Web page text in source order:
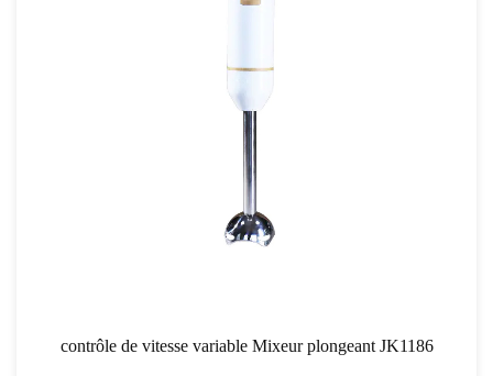
contrôle de vitesse variable Mixeur plongeant JK1186